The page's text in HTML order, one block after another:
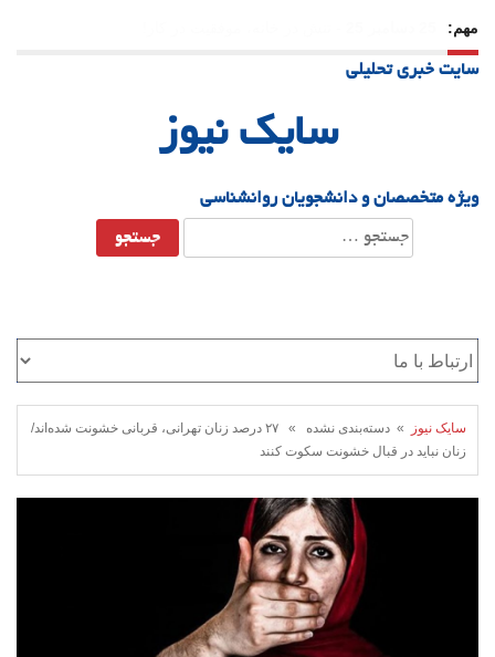
مهم:
21 دسامبر 25
سایت خبری تحلیلی
سایک نیوز
ویژه متخصصان و دانشجویان روانشناسی
جستجو
برای:
سایک نیوز
» دسته‌بندی نشده » ۲۷ درصد زنان تهرانی، قربانی خشونت شده‌اند/
زنان نباید در قبال خشونت سکوت کنند